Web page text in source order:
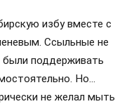
избу вместе с
Ссыльные не
были поддерживать
Но…
не желал мыть